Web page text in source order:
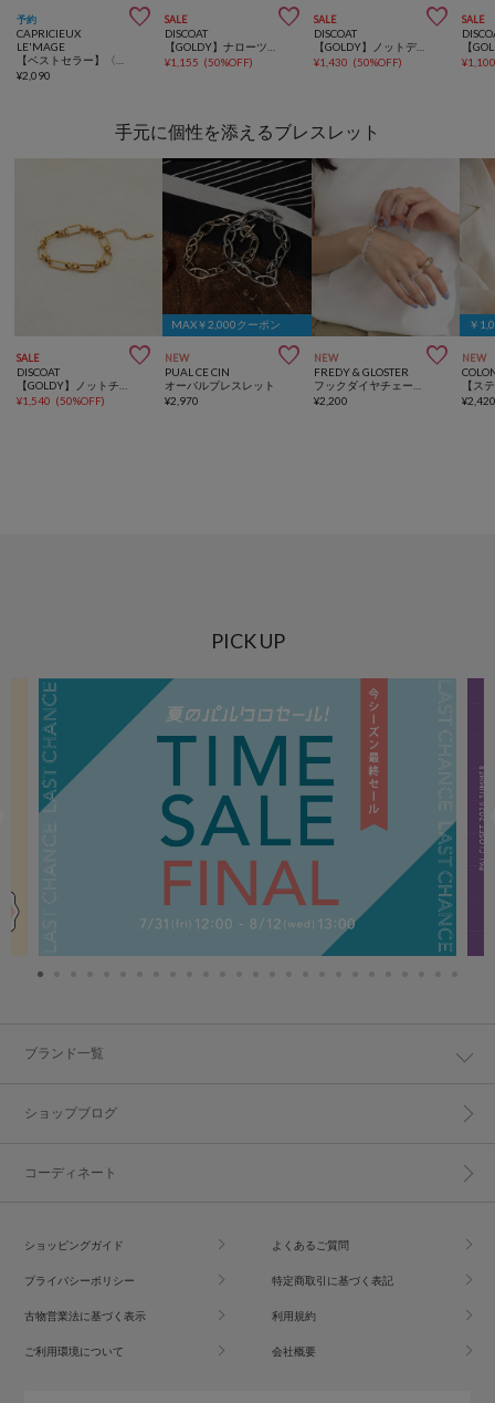
予約 
CAPRICIEUX
LE'MAGE
¥2,090
SALE 
DISCOAT
¥1,155 (50%OFF)
SALE 
DISCOAT
【GOLDY】ノットデザインステンレスネックレス
¥1,430 (50%OFF)
SALE
¥
手元に個性を添えるブレスレット
SALE 
DISCOAT
¥1,540 (50%OFF)
MAX￥2,000クーポン
NEW 
PUAL CE CIN
オーバルブレスレット
¥2,970
NEW 
FREDY & GLOSTER
¥2,200
￥
NEW
¥
PICK UP
ブランド一覧
ショップブログ
コーディネート
ショッピングガイド よくあるご質問
プライバシーポリシー 特定商取引に基づく表記
古物営業法に基づく表示 利用規約
ご利用環境について 会社概要